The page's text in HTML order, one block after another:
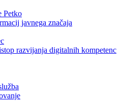
Petko
javnega značaja
razvijanja digitalnih kompetenc